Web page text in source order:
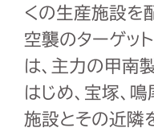
くの生産施設を
空襲のターゲッ
は、主力の甲南
はじめ、宝塚、
施設とその近隣